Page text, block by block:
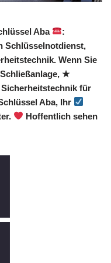
Aba
:
Schlüsselnotdienst,
Wenn Sie
★
für
Aba, Ihr
Hoffentlich sehen